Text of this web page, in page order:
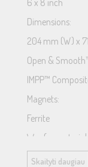
6 x 8 inch
Dimensions:
204 mm (W) x
Open &
IMPP™
Magnets:
Ferrite
Woofer material:
Carbon & Mica
Skaityti daugiau